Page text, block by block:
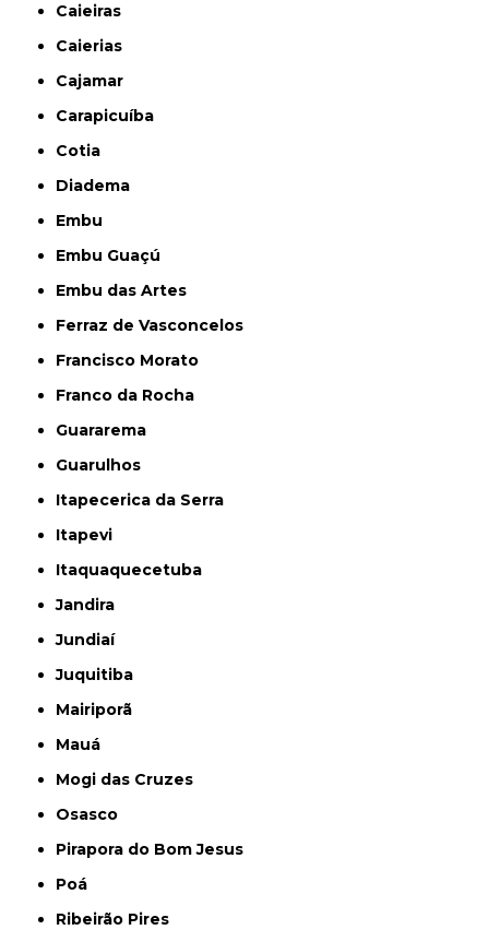
Caieiras
Caierias
Cajamar
Carapicuíba
Cotia
Diadema
Embu
Embu Guaçú
Embu das Artes
Ferraz de Vasconcelos
Francisco Morato
Franco da Rocha
Guararema
Guarulhos
Itapecerica da Serra
Itapevi
Itaquaquecetuba
Jandira
Jundiaí
Juquitiba
Mairiporã
Mauá
Mogi das Cruzes
Osasco
Pirapora do Bom Jesus
Poá
Ribeirão Pires